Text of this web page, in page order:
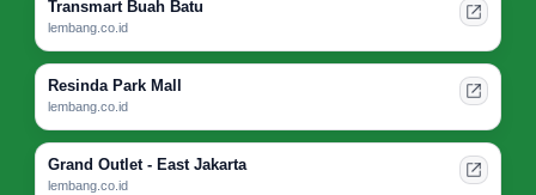
Transmart Buah Batu
lembang.co.id
Resinda Park Mall
lembang.co.id
Grand Outlet - East Jakarta
lembang.co.id